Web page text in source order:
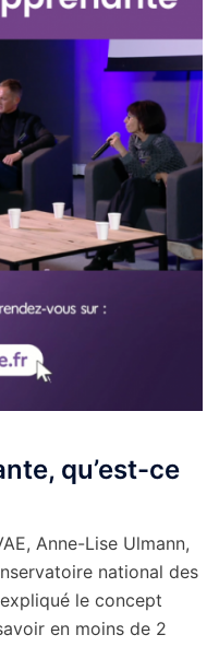
qu’est-ce
Anne-Lise Ulmann,
national des
le concept
en moins de 2